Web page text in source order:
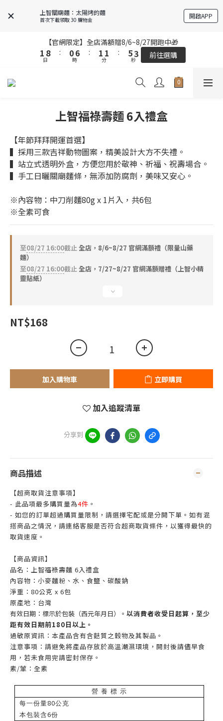
上智關廟麵：太陽烤的麵
首次下載領取 30 購物金 開啟APP
【官網限定】全店滿額贈8/6~8/27開跑中🎁
5
4
1
0
9
8
7
0
日
:
4
3
1
0
9
7
6
5
0
時
:
5
2
1
0
5
2
1
0
分
:
6
5
4
4
3
2
1
0
秒 前往選購
【官網限定】全店滿額贈8/6~8/27開跑中🎁
5
4
1
0
9
8
7
0
日
:
4
3
1
0
9
7
6
5
0
時
:
5
2
1
0
5
2
1
0
分
:
6
5
4
4
3
2
1
0
秒 前往選購
全站超商取貨滿439元免運 / 宅配滿千免運
【結帳提醒】下單前請再次確認品項及數量。修改、取消訂單請洽
【官網限定】全店滿額贈8/6~8/27開跑中🎁
3
2
1
0
9
8
7
6
4
3
2
0
日
:
9
4
2
1
0
8
7
6
5
4
3
2
0
時
:
5
2
1
0
5
2
1
0
分
:
9
6
5
4
3
1
7
4
3
2
1
0
秒 前往選購
上智福祿壽麵 6入禮盒
【年節拜拜開運首選】
▍採用三款吉祥動物圖案，精美設計大方不失禮。
▍站立式透明外盒，方便您用於敬神、祈福、祝壽場合。
▍手工日曬關廟麵條，無添加防腐劑，美味又安心。
※內容物：中刀削麵80g x 1片入，共6包
※全素可食
至08/27 16:00截止全店，8/6~8/27 官網滿額禮（限量山藥
麵）
至08/27 16:00截止全店，7/27~8/27 官網滿額贈禮（上智小精
靈貼紙）
NT$168
加入購物車 立即購買
加入追蹤清單
分享到
商品描述
【超商取貨注意事項】
- 此品項最多購買量為4件 。
- 如您的訂單超過購買量限制，請選擇宅配或是分開下單。如有混
搭商品之情況，請連絡客服是否符合超商取貨條件，以獲得最快的
取貨速度。
【商品資訊】
品名：上智福祿壽麵 6入禮盒
內容物：小麥麵粉、水、食鹽、碳酸鈉
淨重：80公克 x 6包
原產地：台灣
有效日期：標示於包裝（西元年月日）。 以消費者收受日起算，至少
距有效日期前180日以上。
過敏原資訊：本產品含有含麩質之穀物及其製品。
注意事項：請避免將產品存放於高溫潮濕環境，開封後請儘早食
用，若未食用完請密封保存。
素/葷：全素
營 養 標 示
每一份量80公克
本包裝含6份